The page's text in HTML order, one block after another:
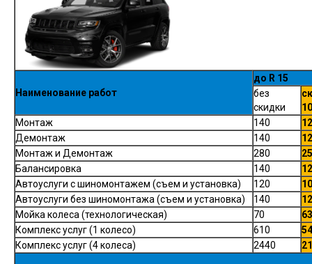
Наименование работ
до
без
скидки
Монтаж
140
Демонтаж
140
Монтаж и Демонтаж
280
Балансировка
140
Автоуслуги с шиномонтажем (съем и установка)
120
Автоуслуги без шиномонтажа (съем и установка)
140
Мойка колеса (технологическая)
70
63
Комплекс услуг (1 колесо)
610
Комплекс услуг (4 колеса)
2440